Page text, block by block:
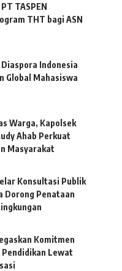
TASPEN
THT bagi ASN
Indonesia
Global Mahasiswa
Warga, Kapolsek
Ahab Perkuat
Masyarakat
Konsultasi Publik
Dorong Penataan
Komitmen
Lewat